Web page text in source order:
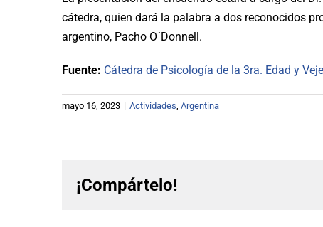
cátedra, quien dará la palabra a dos reconocidos
argentino, Pacho O´Donnell.
Fuente: Cátedra de Psicología de la 3ra. Edad y
mayo 16, 2023 | Actividades Argentina
¡Compártelo!